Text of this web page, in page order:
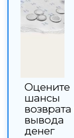
Оцените
шансы
возврата
вывода
денег